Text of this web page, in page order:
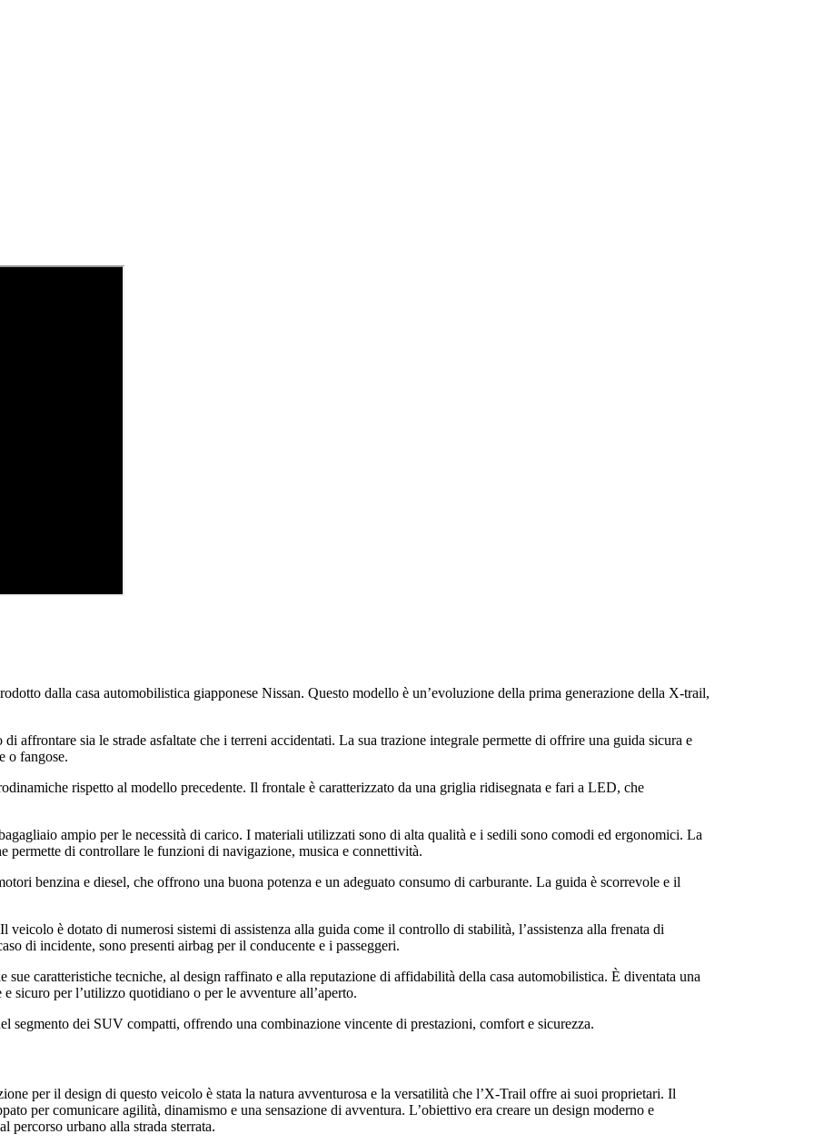
dalla casa automobilistica giapponese Nissan. Questo modello è un’evoluzione della prima generazione della X-trail,
affrontare sia le strade asfaltate che i terreni accidentati. La sua trazione integrale permette di offrire una guida sicura e
o fangose.
rispetto al modello precedente. Il frontale è caratterizzato da una griglia ridisegnata e fari a LED, che
ampio per le necessità di carico. I materiali utilizzati sono di alta qualità e i sedili sono comodi ed ergonomici. La
permette di controllare le funzioni di navigazione, musica e connettività.
benzina e diesel, che offrono una buona potenza e un adeguato consumo di carburante. La guida è scorrevole e il
è dotato di numerosi sistemi di assistenza alla guida come il controllo di stabilità, l’assistenza alla frenata di
di incidente, sono presenti airbag per il conducente e i passeggeri.
caratteristiche tecniche, al design raffinato e alla reputazione di affidabilità della casa automobilistica. È diventata una
sicuro per l’utilizzo quotidiano o per le avventure all’aperto.
segmento dei SUV compatti, offrendo una combinazione vincente di prestazioni, comfort e sicurezza.
per il design di questo veicolo è stata la natura avventurosa e la versatilità che l’X-Trail offre ai suoi proprietari. Il
per comunicare agilità, dinamismo e una sensazione di avventura. L’obiettivo era creare un design moderno e
percorso urbano alla strada sterrata.